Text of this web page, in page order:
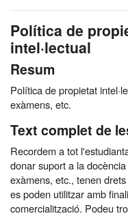
Política de
intel·lectual
Resum
Política de propietat
exàmens, etc.
Text complet de
Recordem a tot
donar suport a la
exàmens, etc., tenen
es poden utilitzar amb
comercialització. Podeu